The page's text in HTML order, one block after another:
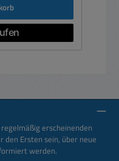
erscheinenden
Ersten sein, über neue
werden.